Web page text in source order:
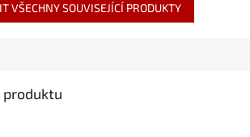
VŠECHNY SOUVISEJÍCÍ PRODUKTY
produktu